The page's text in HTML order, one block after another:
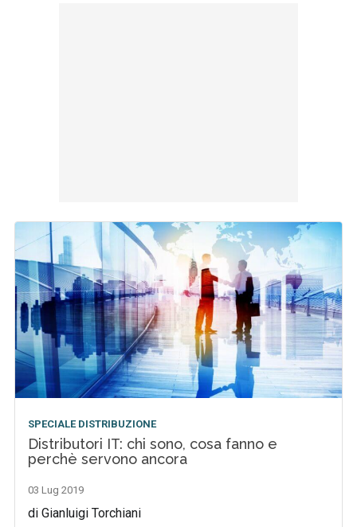
SPECIALE DISTRIBUZIONE
Distributori IT: chi sono, cosa fanno e
perchè servono ancora
03 Lug 2019
di Gianluigi Torchiani